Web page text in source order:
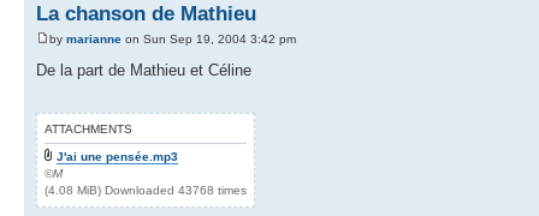
La chanson de Mathieu
by marianne on Sun Sep 19, 2004 3:42 pm
De la part de Mathieu et Céline
ATTACHMENTS
J'ai une pensée.mp3
©M
(4.08 MiB) Downloaded 43768 times